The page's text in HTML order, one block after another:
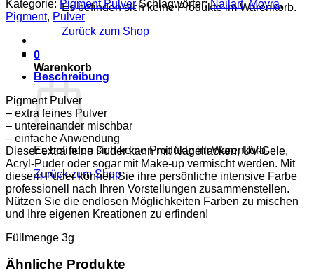
Es befinden sich keine Produkte im Warenkorb.
Zurück zum Shop
0
Warenkorb
Es befinden sich keine Produkte im Warenkorb.
Zurück zum Shop
24
Menge
Kategorie: Pigment Pulver Schlagwörter:Nailart,Moyra,
Pigment, Pulver
Beschreibung
Pigment Pulver
– extra feines Pulver
– untereinander mischbar
– einfache Anwendung
Dieser extra feine Puder kann mit Nagellacken, UV-Gele,
Acryl-Puder oder sogar mit Make-up vermischt werden. Mit
diesem Puder können Sie ihre persönliche intensive Farbe
professionell nach Ihren Vorstellungen zusammenstellen.
Nützen Sie die endlosen Möglichkeiten Farben zu mischen
und Ihre eigenen Kreationen zu erfinden!
Füllmenge 3g
Ähnliche Produkte